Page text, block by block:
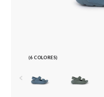
(6 COLORES)